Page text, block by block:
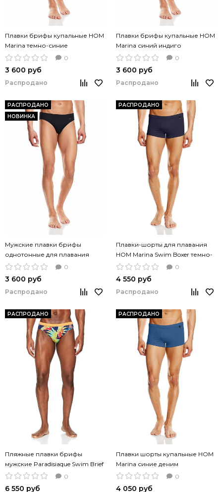
Плавки брифы купальные HOM
Marina темно-синие
0
3 600 руб
Распродано
Плавки брифы купальные HOM
Marina синий индиго
0
3 600 руб
Распродано
РАСПРОДАНО
НОВИНКА
Мужские плавки брифы
однотонные для плавания
Marina Swim Slip черный цвет
0
3 600 руб
Распродано
РАСПРОДАНО
Плавки-шорты для плавания
HOM Marina Swim Boxer темно-
синий цвет
0
4 550 руб
Распродано
РАСПРОДАНО
Пляжные плавки брифы
мужские Paradisiaque Swim Brief
экзотический принт
0
6 550 руб
РАСПРОДАНО
Плавки шорты купальные HOM
Marina синие деним
0
4 050 руб